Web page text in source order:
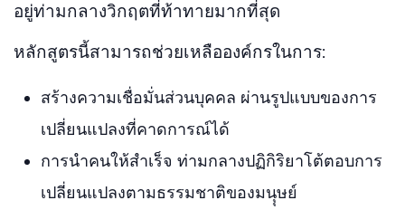
อยู่ท่ามกลางวิกฤตที่ท้าทายมากที่สุด
หลักสูตรนี้สามารถช่วยเหลือองค์กรในการ:
สร้างความเชื่อมั่นส่วนบุคคล ผ่านรูปแบบของการ
เปลี่ยนแปลงที่คาดการณ์ได้
การนำคนให้สำเร็จ ท่ามกลางปฏิกิริยาโต้ตอบการ
เปลี่ยนแปลงตามธรรมชาติของมนุุษย์